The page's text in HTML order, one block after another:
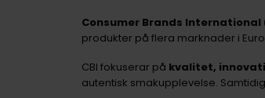
Consumer Brands International
produkter på flera marknader i
CBI fokuserar på kvalitet,
autentisk smakupplevelse.